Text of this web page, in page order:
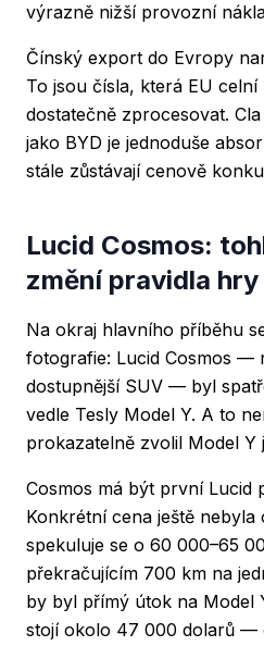
výrazně nižší provozní
Čínský export do Evropy
To jsou čísla, která EU celní
dostatečně zprocesovat.
jako BYD je jednoduše
stále zůstávají cenově
Lucid Cosmos:
změní pravidla
Na okraj hlavního příběhu
fotografie: Lucid Cosmos —
dostupnější SUV — byl
vedle Tesly Model Y. A to
prokazatelně zvolil Model Y
Cosmos má být první Lucid
Konkrétní cena ještě nebyla
spekuluje se o 60 000–65
překračujícím 700 km na
by byl přímý útok na Model
stojí okolo 47 000 dolarů —